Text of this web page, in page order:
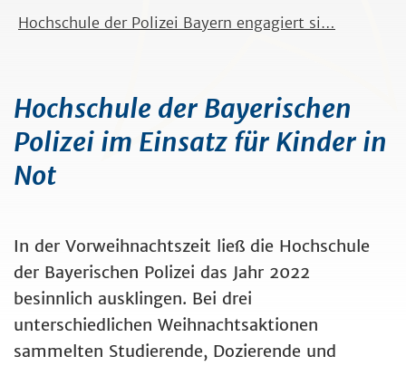
Hochschule der Polizei Bayern engagiert si…
Hochschule der Bayerischen
Polizei im Einsatz für Kinder in
Not
In der Vorweihnachtszeit ließ die Hochschule
der Bayerischen Polizei das Jahr 2022
besinnlich ausklingen. Bei drei
unterschiedlichen Weihnachtsaktionen
sammelten Studierende, Dozierende und